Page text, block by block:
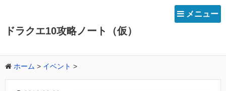
メニュー
ドラクエ10攻略ノート（仮）
ホーム > イベント >